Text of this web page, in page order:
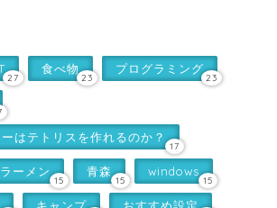
27
食べ物
23
プログラミング
23
はテトリスを作れるのか？
17
ラーメン
15
青森
15
windows
15